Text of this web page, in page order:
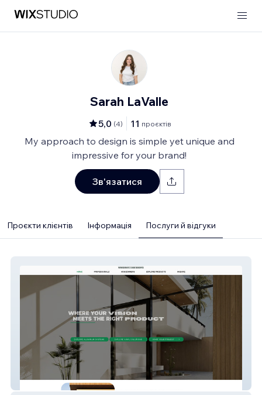
Sarah LaValle
5,0 (4) 11 проєктів
My approach to design is simple yet unique and
impressive for your brand!
Зв'язатися
Проєкти клієнтів Інформація Послуги й відгуки
Olsens Windows & Doors